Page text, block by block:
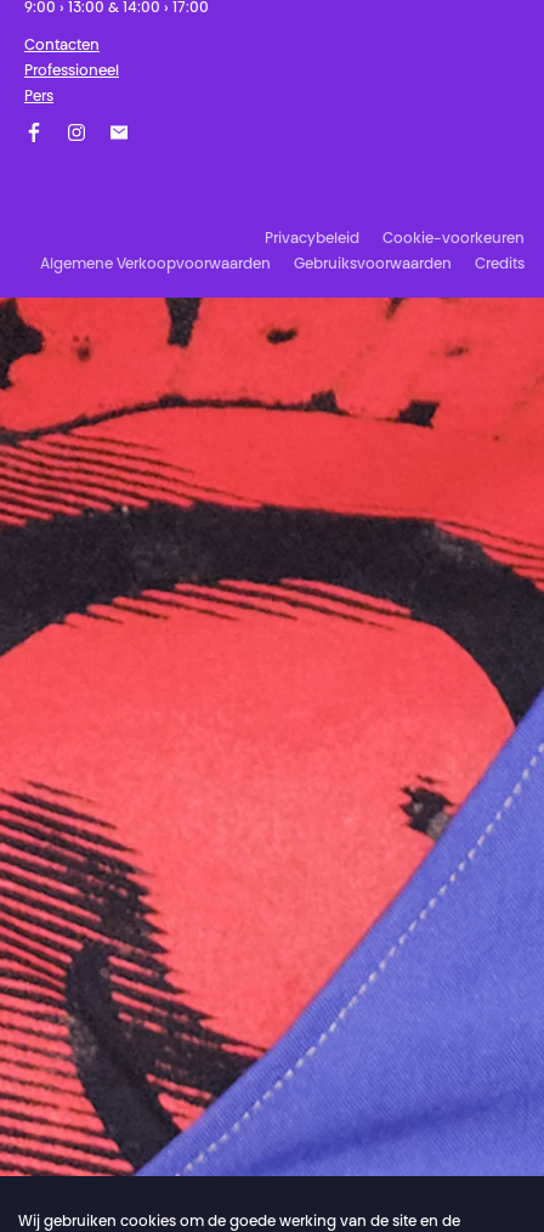
9:00 › 13:00 & 14:00 › 17:00
Contacten
Professioneel
Pers
Privacybeleid
Cookie-voorkeuren
Algemene Verkoopvoorwaarden
Gebruiksvoorwaarden Credits
Wij gebruiken cookies om de goede werking van de site en de